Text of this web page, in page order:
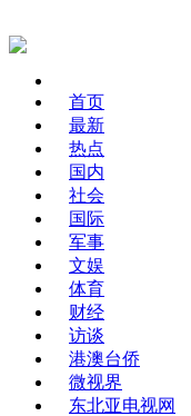
首页
最新
热点
国内
社会
国际
军事
文娱
体育
财经
访谈
港澳台侨
微视界
东北亚电视网